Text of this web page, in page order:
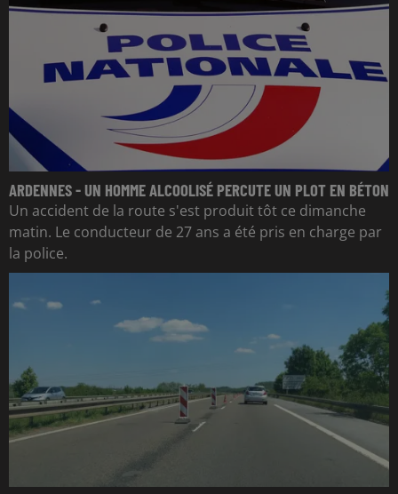
ARDENNES - UN HOMME ALCOOLISÉ PERCUTE UN PLOT EN BÉTON
Un accident de la route s'est produit tôt ce dimanche
matin. Le conducteur de 27 ans a été pris en charge par
la police.